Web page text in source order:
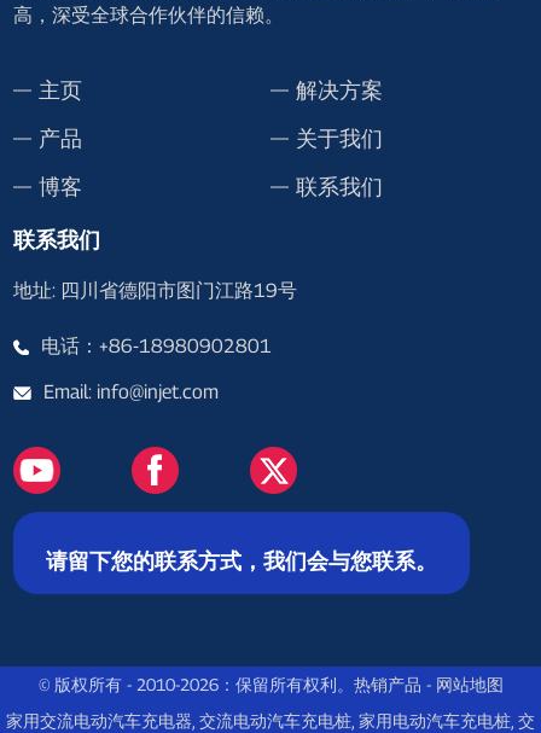
高，深受全球合作伙伴的信赖。
主页
解决方案
产品
关于我们
博客
联系我们
联系我们
地址: 四川省德阳市图门江路19号
电话：+86-18980902801
Email: info@injet.com
请留下您的联系方式，我们会与您联系。
© 版权所有 - 2010-2026：保留所有权利。 热销产品 - 网站地图
家用交流电动汽车充电器 交流电动汽车充电桩 家用电动汽车充电桩 交